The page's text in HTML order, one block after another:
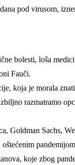
pod virusom,
bolesti, loša
Fauči.
koja je morala
razmatramo
Goldman Sachs,
koje zbog